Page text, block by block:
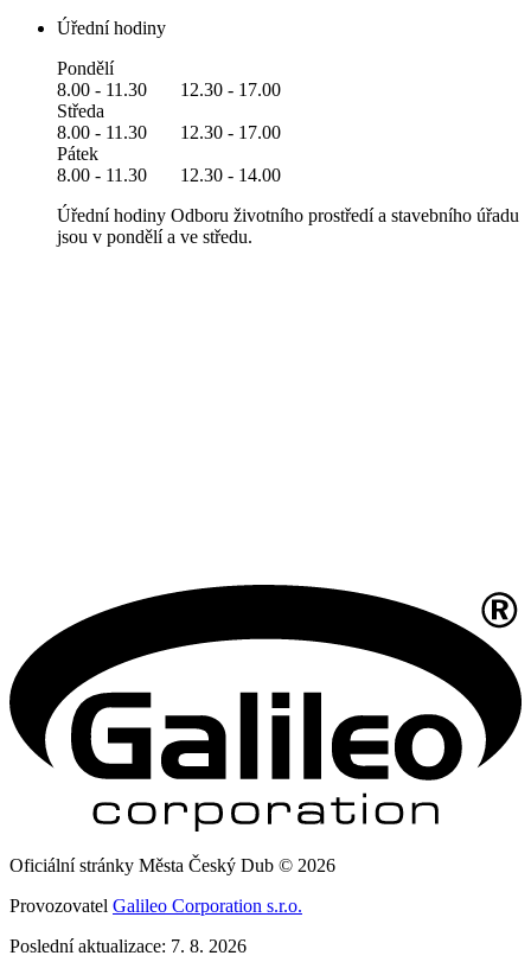
Úřední hodiny
Pondělí
8.00 - 11.30 12.30 - 17.00
Středa
8.00 - 11.30 12.30 - 17.00
Pátek
8.00 - 11.30 12.30 - 14.00
Úřední hodiny Odboru životního prostředí a stavebního úřadu
jsou v pondělí a ve středu.
Oficiální stránky Města Český Dub © 2026
Provozovatel Galileo Corporation s.r.o.
Poslední aktualizace: 7. 8. 2026